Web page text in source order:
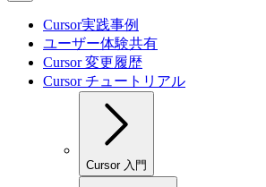
Cursor実践事例
ユーザー体験共有
Cursor 変更履歴
Cursor チュートリアル
Cursor 入門